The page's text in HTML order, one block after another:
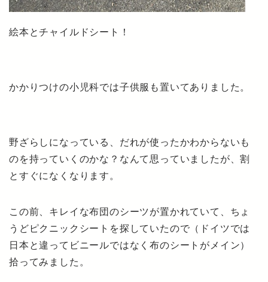
絵本とチャイルドシート！
かかりつけの小児科では子供服も置いてありました。
野ざらしになっている、だれが使ったかわからないも
のを持っていくのかな？なんて思っていましたが、割
とすぐになくなります。
この前、キレイな布団のシーツが置かれていて、ちょ
うどピクニックシートを探していたので（ドイツでは
日本と違ってビニールではなく布のシートがメイン）
拾ってみました。